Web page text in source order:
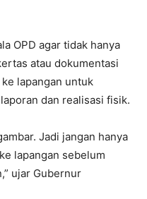
OPD agar tidak hanya
atau dokumentasi
lapangan untuk
dan realisasi fisik.
Jadi jangan hanya
lapangan sebelum
ujar Gubernur